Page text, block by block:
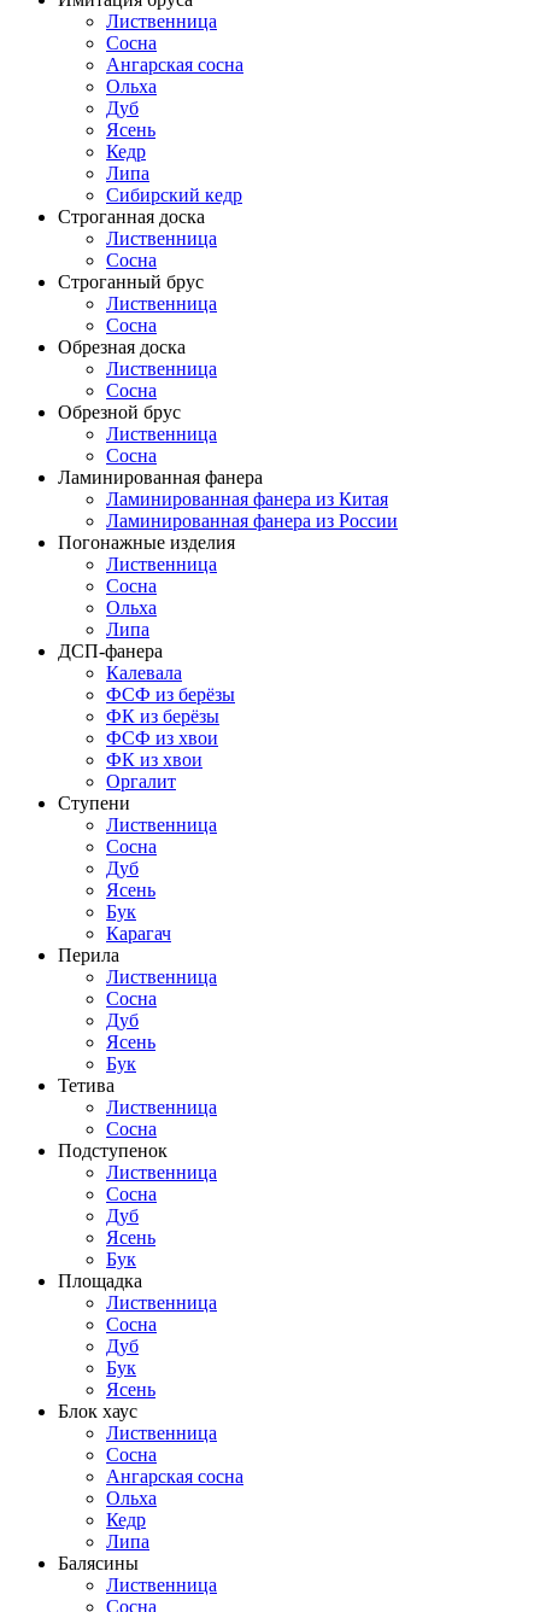
Лиственница
Сосна
Ангарская сосна
Ольха
Дуб
Ясень
Кедр
Липа
Сибирский кедр
Строганная доска
Лиственница
Сосна
Строганный брус
Лиственница
Сосна
Обрезная доска
Лиственница
Сосна
Обрезной брус
Лиственница
Сосна
Ламинированная фанера
Ламинированная фанера из Китая
Ламинированная фанера из России
Погонажные изделия
Лиственница
Сосна
Ольха
Липа
ДСП-фанера
Калевала
ФСФ из берёзы
ФК из берёзы
ФСФ из хвои
ФК из хвои
Оргалит
Ступени
Лиственница
Сосна
Дуб
Ясень
Бук
Карагач
Перила
Лиственница
Сосна
Дуб
Ясень
Бук
Тетива
Лиственница
Сосна
Подступенок
Лиственница
Сосна
Дуб
Ясень
Бук
Площадка
Лиственница
Сосна
Дуб
Бук
Ясень
Блок хаус
Лиственница
Сосна
Ангарская сосна
Ольха
Кедр
Липа
Балясины
Лиственница
Сосна